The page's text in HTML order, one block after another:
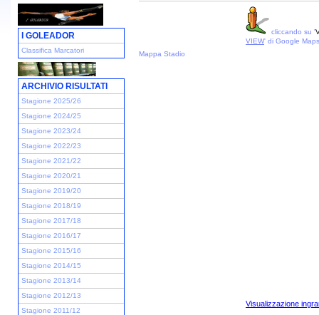
I GOLEADOR
Classifica Marcatori
ARCHIVIO RISULTATI
Stagione 2025/26
Stagione 2024/25
Stagione 2023/24
Stagione 2022/23
Stagione 2021/22
Stagione 2020/21
Stagione 2019/20
Stagione 2018/19
Stagione 2017/18
Stagione 2016/17
Stagione 2015/16
Stagione 2014/15
Stagione 2013/14
Stagione 2012/13
Stagione 2011/12
cliccando su '
VIEW' di Google Maps
Mappa Stadio
Visualizzazione